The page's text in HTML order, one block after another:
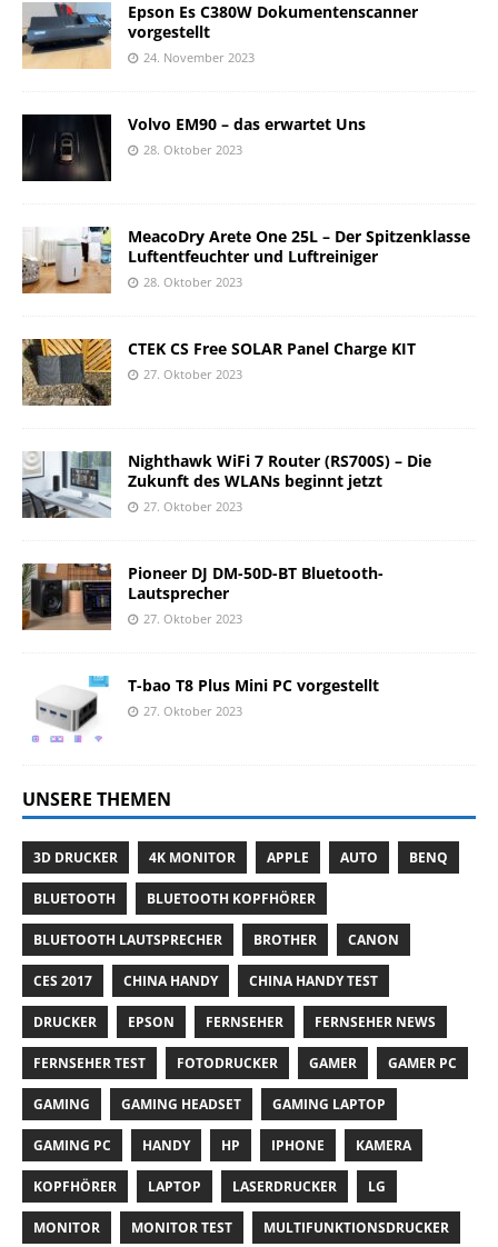
Epson Es C380W Dokumentenscanner
vorgestellt
24. November 2023
Volvo EM90 – das erwartet Uns
28. Oktober 2023
MeacoDry Arete One 25L – Der Spitzenklasse
Luftentfeuchter und Luftreiniger
28. Oktober 2023
CTEK CS Free SOLAR Panel Charge KIT
27. Oktober 2023
Nighthawk WiFi 7 Router (RS700S) – Die
Zukunft des WLANs beginnt jetzt
27. Oktober 2023
Pioneer DJ DM-50D-BT Bluetooth-
Lautsprecher
27. Oktober 2023
T-bao T8 Plus Mini PC vorgestellt
27. Oktober 2023
UNSERE THEMEN
3D DRUCKER 4K MONITOR APPLE AUTO BENQ
BLUETOOTH BLUETOOTH KOPFHÖRER
BLUETOOTH LAUTSPRECHER BROTHER CANON
CES 2017 CHINA HANDY CHINA HANDY TEST
DRUCKER EPSON FERNSEHER FERNSEHER NEWS
FERNSEHER TEST FOTODRUCKER GAMER GAMER PC
GAMING GAMING HEADSET GAMING LAPTOP
GAMING PC HANDY HP IPHONE KAMERA
KOPFHÖRER LAPTOP LASERDRUCKER LG
MONITOR MONITOR TEST MULTIFUNKTIONSDRUCKER